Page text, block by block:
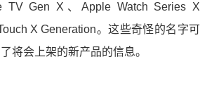
TV Gen X、Apple Watch Series X
X Generation。这些奇怪的名字可
将会上架的新产品的信息。